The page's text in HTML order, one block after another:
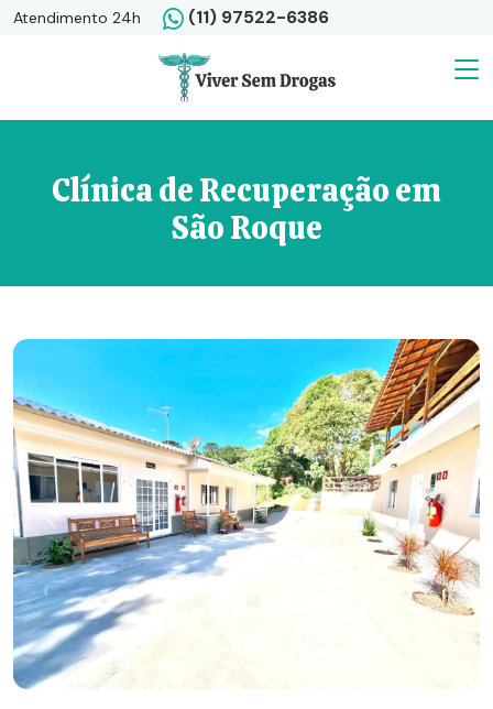
Atendimento 24h (11) 97522-6386
Clínica de Recuperação em
São Roque
Previous Next